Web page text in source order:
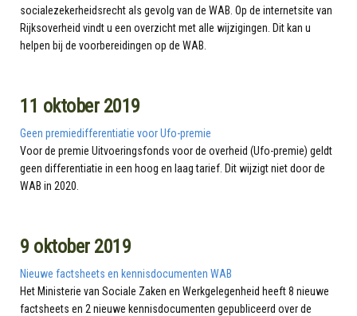
socialezekerheidsrecht als gevolg van de WAB. Op de internetsite van
Rijksoverheid vindt u een overzicht met alle wijzigingen. Dit kan u
helpen bij de voorbereidingen op de WAB.
11 oktober 2019
Geen premiedifferentiatie voor Ufo-premie
Voor de premie Uitvoeringsfonds voor de overheid (Ufo-premie) geldt
geen differentiatie in een hoog en laag tarief. Dit wijzigt niet door de
WAB in 2020.
9 oktober 2019
Nieuwe factsheets en kennisdocumenten WAB
Het Ministerie van Sociale Zaken en Werkgelegenheid heeft 8 nieuwe
factsheets en 2 nieuwe kennisdocumenten gepubliceerd over de